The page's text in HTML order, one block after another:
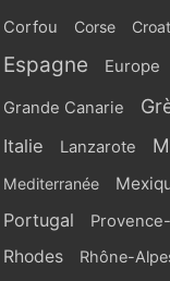
Corfou
Corse
Espagne Europe
Grande Canarie
Italie Lanzarote
Mediterranée
Portugal
Rhodes Rhône-